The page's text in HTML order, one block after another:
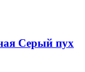
Серый пух